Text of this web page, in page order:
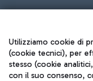
Seguici sui
Utilizziamo cookie di
(cookie tecnici), per
stesso (cookie
con il suo consenso,